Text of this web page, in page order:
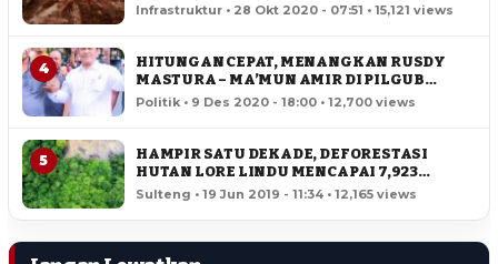
Infrastruktur • 28 Okt 2020 - 07:51 • 15,121 views
4
HITUNGAN CEPAT, MENANGKAN RUSDY
MASTURA – MA’MUN AMIR DI PILGUB
SULTENG
Politik • 9 Des 2020 - 18:00 • 12,700 views
5
HAMPIR SATU DEKADE, DEFORESTASI
HUTAN LORE LINDU MENCAPAI 7,923
HEKTAR
Sulteng • 19 Jun 2019 - 11:34 • 12,165 views